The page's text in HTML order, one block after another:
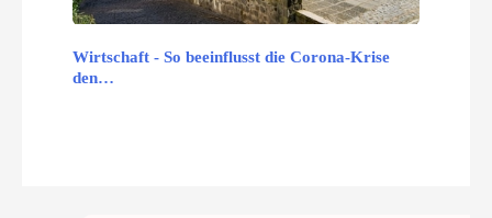
Wirtschaft - So beeinflusst die Corona-Krise
den…